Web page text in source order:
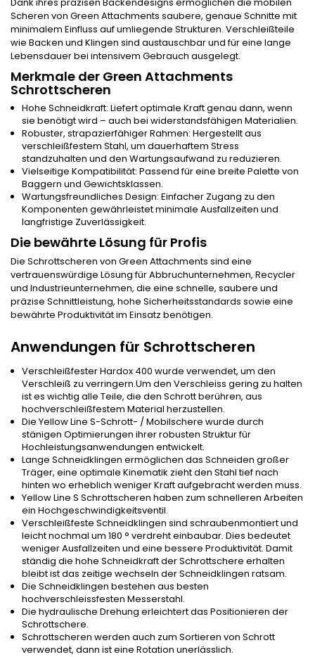
Scheren von Green Attachments saubere, genaue Schnitte mit
minimalem Einfluss auf umliegende Strukturen. Verschleißteile
wie Backen und Klingen sind austauschbar und für eine lange
Lebensdauer bei intensivem Gebrauch ausgelegt.
Merkmale der Green Attachments
Schrottscheren
Hohe Schneidkraft: Liefert optimale Kraft genau dann, wenn
sie benötigt wird – auch bei widerstandsfähigen Materialien.
Robuster, strapazierfähiger Rahmen: Hergestellt aus
verschleißfestem Stahl, um dauerhaftem Stress
standzuhalten und den Wartungsaufwand zu reduzieren.
Vielseitige Kompatibilität: Passend für eine breite Palette von
Baggern und Gewichtsklassen.
Wartungsfreundliches Design: Einfacher Zugang zu den
Komponenten gewährleistet minimale Ausfallzeiten und
langfristige Zuverlässigkeit.
Die bewährte Lösung für Profis
Die Schrottscheren von Green Attachments sind eine
vertrauenswürdige Lösung für Abbruchunternehmen, Recycler
und Industrieunternehmen, die eine schnelle, saubere und
präzise Schnittleistung, hohe Sicherheitsstandards sowie eine
bewährte Produktivität im Einsatz benötigen.
Anwendungen für Schrottscheren
Verschleißfester Hardox 400 wurde verwendet, um den
Verschleiß zu verringern.Um den Verschleiss gering zu halten
ist es wichtig alle Teile, die den Schrott berühren, aus
hochverschleißfestem Material herzustellen.
Die Yellow Line S-Schrott- / Mobilschere wurde durch
stänigen Optimierungen ihrer robusten Struktur für
Hochleistungsanwendungen entwickelt.
Lange Schneidklingen ermöglichen das Schneiden großer
Träger, eine optimale Kinematik zieht den Stahl tief nach
hinten wo erheblich weniger Kraft aufgebracht werden muss.
Yellow Line S Schrottscheren haben zum schnelleren Arbeiten
ein Hochgeschwindigkeitsventil.
Verschleißfeste Schneidklingen sind schraubenmontiert und
leicht nochmal um 180 ° verdreht einbaubar. Dies bedeutet
weniger Ausfallzeiten und eine bessere Produktivität. Damit
ständig die hohe Schneidkraft der Schrottschere erhalten
bleibt ist das zeitige wechseln der Schneidklingen ratsam.
Die Schneidklingen bestehen aus besten
hochverschleissfesten Messerstahl.
Die hydraulische Drehung erleichtert das Positionieren der
Schrottschere.
Schrottscheren werden auch zum Sortieren von Schrott
verwendet, dann ist eine Rotation unerlässlich.